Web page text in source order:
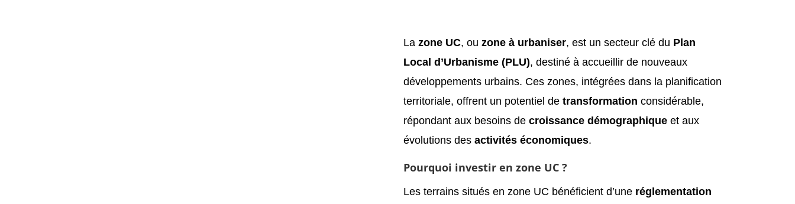
La zone UC, ou zone à urbaniser, est un secteur clé du Plan
Local d’Urbanisme (PLU), destiné à accueillir de nouveaux
développements urbains. Ces zones, intégrées dans la planification
territoriale, offrent un potentiel de transformation considérable,
répondant aux besoins de croissance démographique et aux
évolutions des activités économiques.
Pourquoi investir en zone UC ?
Les terrains situés en zone UC bénéficient d’une réglementation